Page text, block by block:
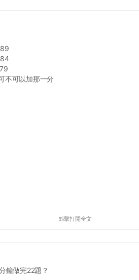
不可以加那一分
點擊打開全文
鐘做完22題？